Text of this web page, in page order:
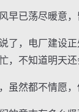
已荡尽暖意，
，电厂建设正
，不知道明天
然都不情愿，